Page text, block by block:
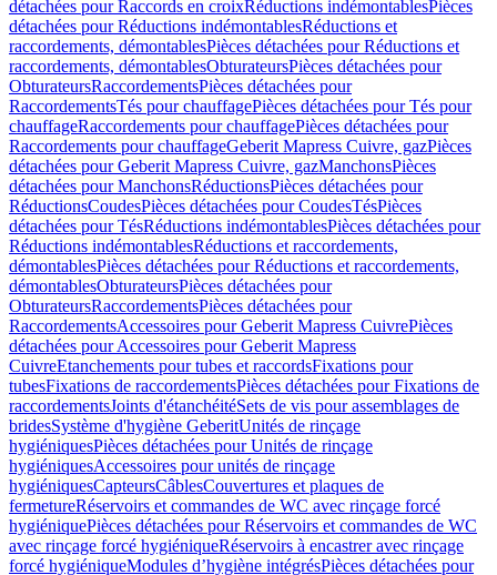
détachées pour Raccords en croixRéductions indémontablesPièces
détachées pour Réductions indémontablesRéductions et
raccordements, démontablesPièces détachées pour Réductions et
raccordements, démontablesObturateursPièces détachées pour
ObturateursRaccordementsPièces détachées pour
RaccordementsTés pour chauffagePièces détachées pour Tés pour
chauffageRaccordements pour chauffagePièces détachées pour
Raccordements pour chauffageGeberit Mapress Cuivre, gazPièces
détachées pour Geberit Mapress Cuivre, gazManchonsPièces
détachées pour ManchonsRéductionsPièces détachées pour
RéductionsCoudesPièces détachées pour CoudesTésPièces
détachées pour TésRéductions indémontablesPièces détachées pour
Réductions indémontablesRéductions et raccordements,
démontablesPièces détachées pour Réductions et raccordements,
démontablesObturateursPièces détachées pour
ObturateursRaccordementsPièces détachées pour
RaccordementsAccessoires pour Geberit Mapress CuivrePièces
détachées pour Accessoires pour Geberit Mapress
CuivreEtanchements pour tubes et raccordsFixations pour
tubesFixations de raccordementsPièces détachées pour Fixations de
raccordementsJoints d'étanchéitéSets de vis pour assemblages de
bridesSystème d'hygiène GeberitUnités de rinçage
hygiéniquesPièces détachées pour Unités de rinçage
hygiéniquesAccessoires pour unités de rinçage
hygiéniquesCapteursCâblesCouvertures et plaques de
fermetureRéservoirs et commandes de WC avec rinçage forcé
hygiéniquePièces détachées pour Réservoirs et commandes de WC
avec rinçage forcé hygiéniqueRéservoirs à encastrer avec rinçage
forcé hygiéniqueModules d’hygiène intégrésPièces détachées pour